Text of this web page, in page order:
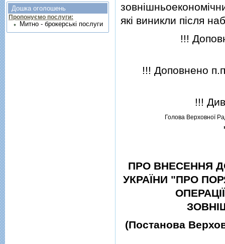
якi виникли пiсля
!!!
!!! Доповнено
!!! Див.
Голова Верховної
ПРО ВНЕСЕННЯ
УКРАЇНИ "ПРО
(Постанова
Дошка оголошень
Пропонуємо послуги:
Митно - брокерські послуги